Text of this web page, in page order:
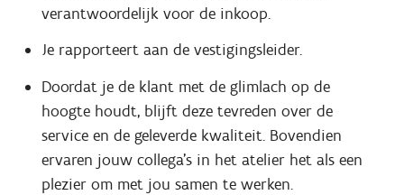
verantwoordelijk voor de inkoop.
Je rapporteert aan de vestigingsleider.
Doordat je de klant met de glimlach op de
hoogte houdt, blijft deze tevreden over de
service en de geleverde kwaliteit. Bovendien
ervaren jouw collega’s in het atelier het als een
plezier om met jou samen te werken.